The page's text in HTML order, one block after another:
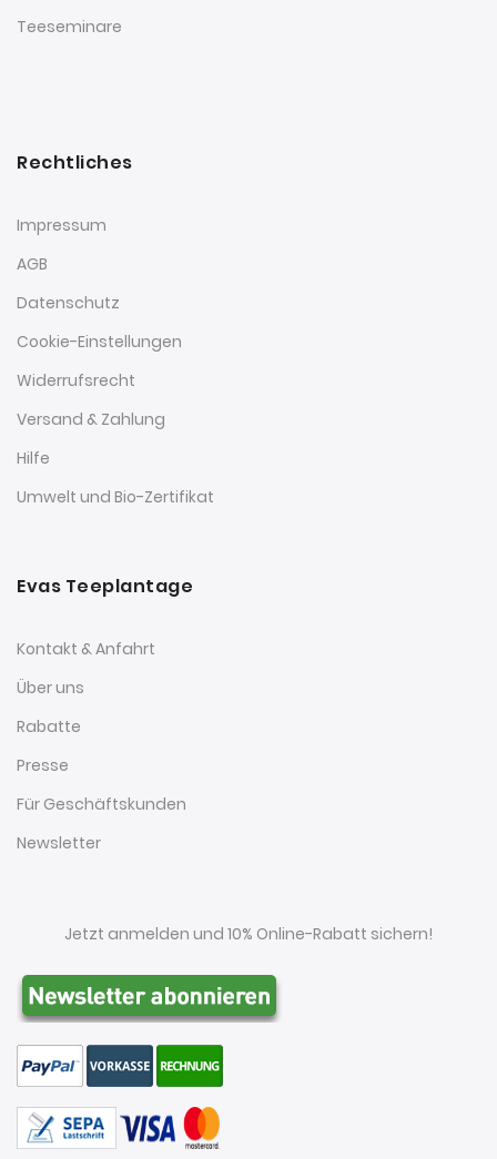
Teeseminare
Rechtliches
Impressum
AGB
Datenschutz
Cookie-Einstellungen
Widerrufsrecht
Versand & Zahlung
Hilfe
Umwelt und Bio-Zertifikat
Evas Teeplantage
Kontakt & Anfahrt
Über uns
Rabatte
Presse
Für Geschäftskunden
Newsletter
Jetzt anmelden und 10% Online-Rabatt sichern!